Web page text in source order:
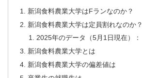
新潟食料農業大学はFランなのか？
新潟食料農業大学は定員割れなのか？
2025年のデータ（5月1日現在）：
新潟食料農業大学とは
新潟食料農業大学の偏差値は